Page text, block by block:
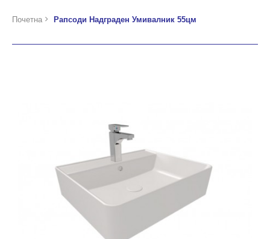
Почетна Рапсоди Надграден Умивалник 55цм